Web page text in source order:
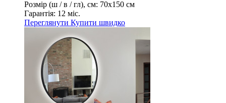
Розмір (ш / в / гл), см: 70х150 см
Гарантія: 12 міс.
Переглянути Купити швидко